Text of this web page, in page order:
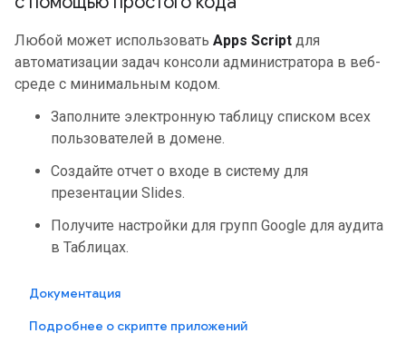
Любой может использовать Apps Script для
автоматизации задач консоли администратора в веб-
среде с минимальным кодом.
Заполните электронную таблицу списком всех
пользователей в домене.
Создайте отчет о входе в систему для
презентации Slides.
Получите настройки для групп Google для аудита
в Таблицах.
Документация
Подробнее о скрипте приложений